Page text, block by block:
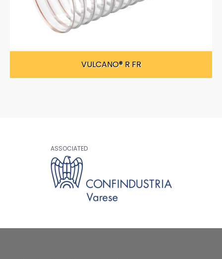
VULCANO® R FR
ASSOCIATED